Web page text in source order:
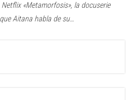
«Metamorfosis», la docuserie
Aitana habla de su…